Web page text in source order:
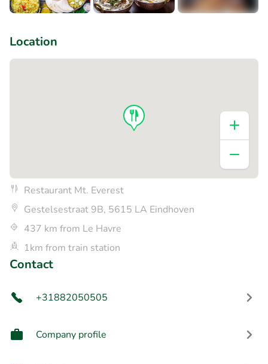
Location
Restaurant Mt. Everest
Gestelsestraat 9B, 5615 LA Eindhoven
437 km from Le Havre
1km from train station
Contact
+31882050505
Company profile